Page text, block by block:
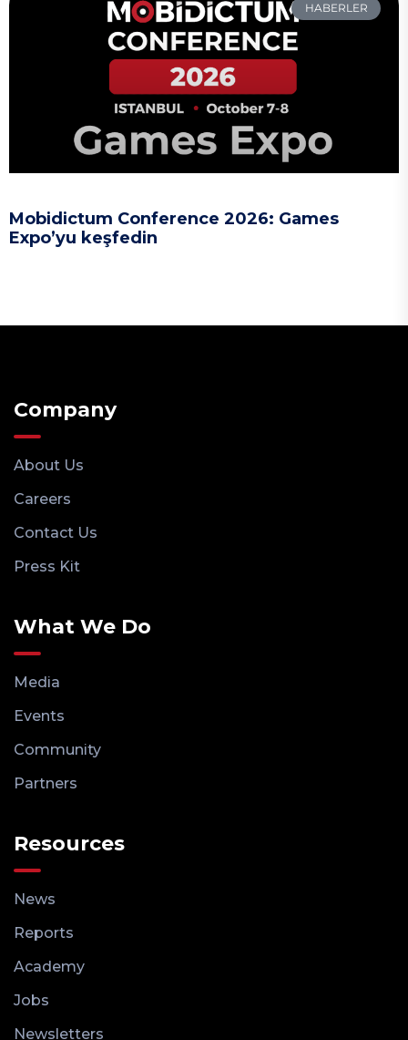
HABERLER
Mobidictum Conference 2026: Games
Expo’yu keşfedin
Company
About Us
Careers
Contact Us
Press Kit
What We Do
Media
Events
Community
Partners
Resources
News
Reports
Academy
Jobs
Newsletters